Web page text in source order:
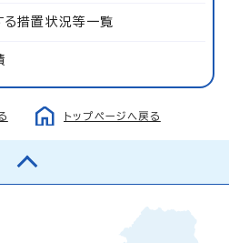
措置状況等一覧
トップページへ戻る